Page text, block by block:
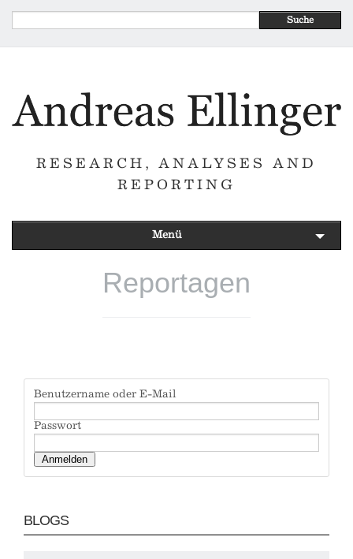
Suche
RESEARCH, ANALYSES AND
REPORTING
Menü
Reportagen
Benutzername oder E-Mail
Passwort
BLOGS